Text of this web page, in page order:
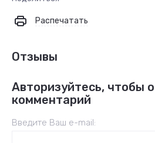
Распечатать
Отзывы
Авторизуйтесь, чтобы
комментарий
Введите Ваш e-mail: